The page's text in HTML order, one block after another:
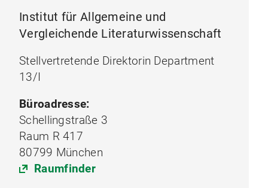
Institut für Allgemeine und
Vergleichende Literaturwissenschaft
Stellvertretende Direktorin Department
13/I
Büroadresse:
Schellingstraße 3
Raum R 417
80799 München
Raumfinder